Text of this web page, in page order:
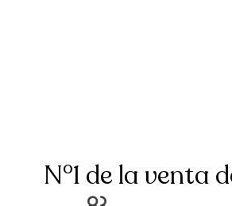
N°1 de la venta